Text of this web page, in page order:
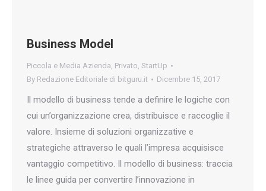
Business Model
Piccola e Media Azienda, Privato, StartUp
By Redazione Editoriale di bitguru.it Dicembre 15, 2017
Il modello di business tende a definire le logiche con
cui un’organizzazione crea, distribuisce e raccoglie il
valore. Insieme di soluzioni organizzative e
strategiche attraverso le quali l’impresa acquisisce
vantaggio competitivo. Il modello di business: traccia
le linee guida per convertire l’innovazione in